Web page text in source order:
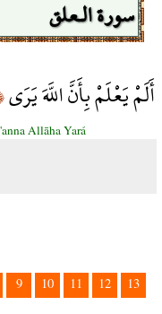
سورة الـعلق
أَلَمْ يَعْلَمْ بِأَنَّ اللَّهَ يَرَى
Allāha Yará
9 10 11 12 13